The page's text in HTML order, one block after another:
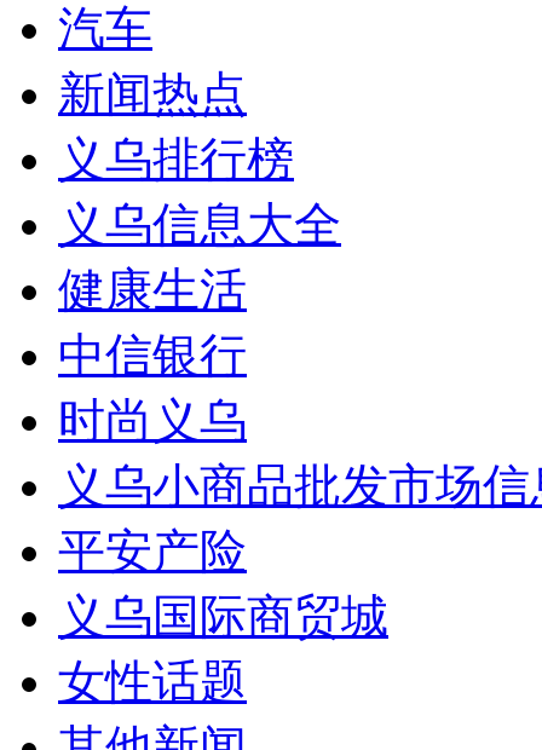
汽车
新闻热点
义乌排行榜
义乌信息大全
健康生活
中信银行
时尚义乌
义乌小商品批发市场
平安产险
义乌国际商贸城
女性话题